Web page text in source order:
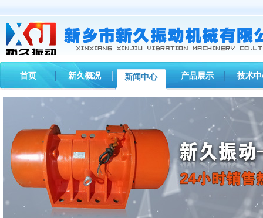
首页 新久概况 新闻中心 产品展示 技术